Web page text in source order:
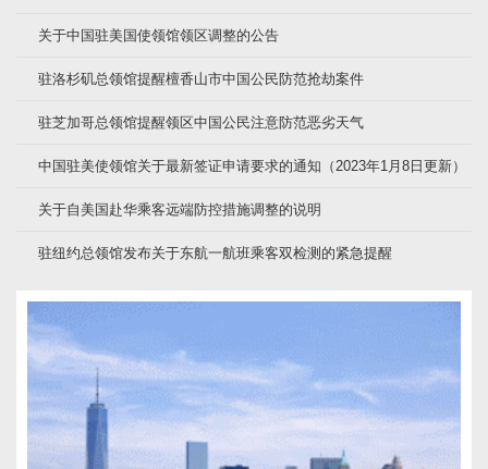
关于中国驻美国使领馆领区调整的公告
驻洛杉矶总领馆提醒檀香山市中国公民防范抢劫案件
驻芝加哥总领馆提醒领区中国公民注意防范恶劣天气
中国驻美使领馆关于最新签证申请要求的通知（2023年1月8日更新）
关于自美国赴华乘客远端防控措施调整的说明
驻纽约总领馆发布关于东航一航班乘客双检测的紧急提醒